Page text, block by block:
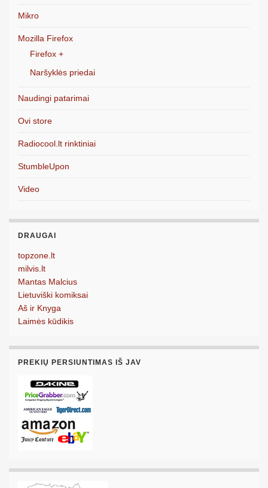
Mikro
Mozilla Firefox
Firefox +
Naršyklės priedai
Naudingi patarimai
Ovi store
Radiocool.lt rinktiniai
StumbleUpon
Video
DRAUGAI
topzone.lt
milvis.lt
Mantas Malcius
Lietuviški komiksai
Aš ir Knyga
Laimės kūdikis
PREKIŲ PERSIUNTIMAS IŠ JAV